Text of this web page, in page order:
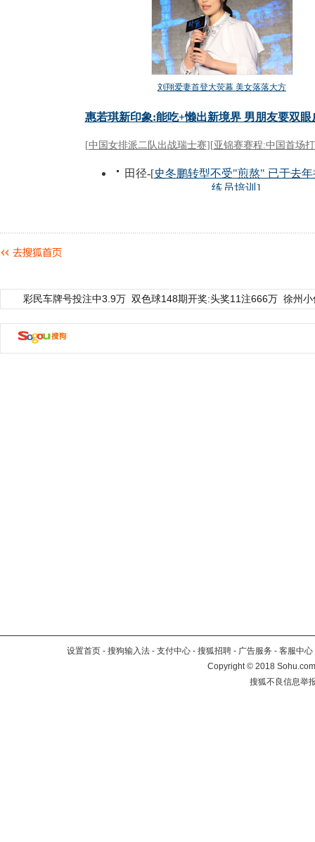
彩民车牌号投注中3.9万 双色球148期开奖:头奖11注666万 徐州
设置首页 - 搜狗输入法 - 支付中心 - 搜狐招聘 - 广告服务 - 客服中心
Copyright©2018
搜狐不良信息举